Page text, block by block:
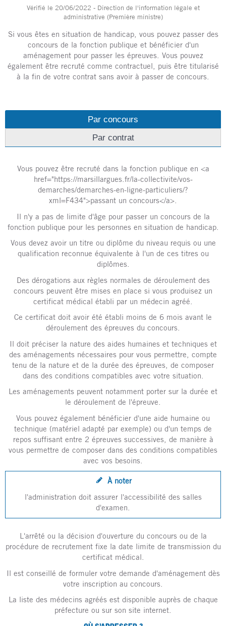
Vérifié le 20/06/2022 - Direction de l'information légale et
administrative (Première ministre)
Si vous êtes en situation de handicap, vous pouvez passer des
concours de la fonction publique et bénéficier d'un
aménagement pour passer les épreuves. Vous pouvez
également être recruté comme contractuel, puis être titularisé
à la fin de votre contrat sans avoir à passer de concours.
Par concours
Par contrat
Vous pouvez être recruté dans la fonction publique en <a
href="https://marsillargues.fr/la-collectivite/vos-
demarches/demarches-en-ligne-particuliers/?
xml=F434">passant un concours</a>.
Il n'y a pas de limite d'âge pour passer un concours de la
fonction publique pour les personnes en situation de handicap.
Vous devez avoir un titre ou diplôme du niveau requis ou une
qualification reconnue équivalente à l'un de ces titres ou
diplômes.
Des dérogations aux règles normales de déroulement des
concours peuvent être mises en place si vous produisez un
certificat médical établi par un médecin agréé.
Ce certificat doit avoir été établi moins de 6 mois avant le
déroulement des épreuves du concours.
Il doit préciser la nature des aides humaines et techniques et
des aménagements nécessaires pour vous permettre, compte
tenu de la nature et de la durée des épreuves, de composer
dans des conditions compatibles avec votre situation.
Les aménagements peuvent notamment porter sur la durée et
le déroulement de l'épreuve.
Vous pouvez également bénéficier d'une aide humaine ou
technique (matériel adapté par exemple) ou d'un temps de
repos suffisant entre 2 épreuves successives, de manière à
vous permettre de composer dans des conditions compatibles
avec vos besoins.
À noter
l'administration doit assurer l'accessibilité des salles
d'examen.
L'arrêté ou la décision d'ouverture du concours ou de la
procédure de recrutement fixe la date limite de transmission du
certificat médical.
Il est conseillé de formuler votre demande d'aménagement dès
votre inscription au concours.
La liste des médecins agréés est disponible auprès de chaque
préfecture ou sur son site internet.